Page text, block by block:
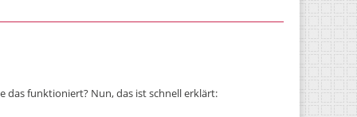
das funktioniert? Nun, das ist schnell erklärt: